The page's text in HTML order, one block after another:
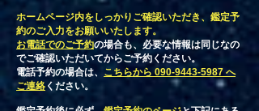
​ホームページ内をしっかりご確認いただき、鑑定予
約のご入力をお願いいたします。
お電話でのご予約の場合も、必要な情報は同じなの
でご確認いただいてからご予約ください。
​電話予約の場合は、 こちらから 090-9443-5987 へ
ご連絡 ください。